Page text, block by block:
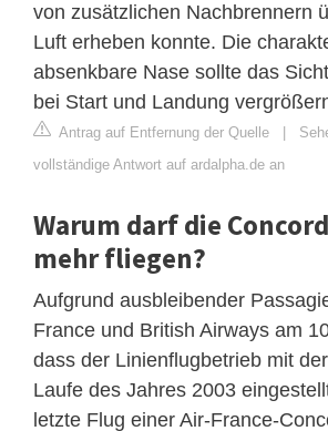
von zusätzlichen Nachbrennern
Luft erheben konnte. Die
absenkbare Nase sollte das
bei Start und Landung
Antrag auf Entfernung der Quelle
vollständige Antwort auf ardalpha.de an
Warum darf die
mehr fliegen?
Aufgrund ausbleibender
France und British Airways am
dass der Linienflugbetrieb mit
Laufe des Jahres 2003
letzte Flug einer Air-France-